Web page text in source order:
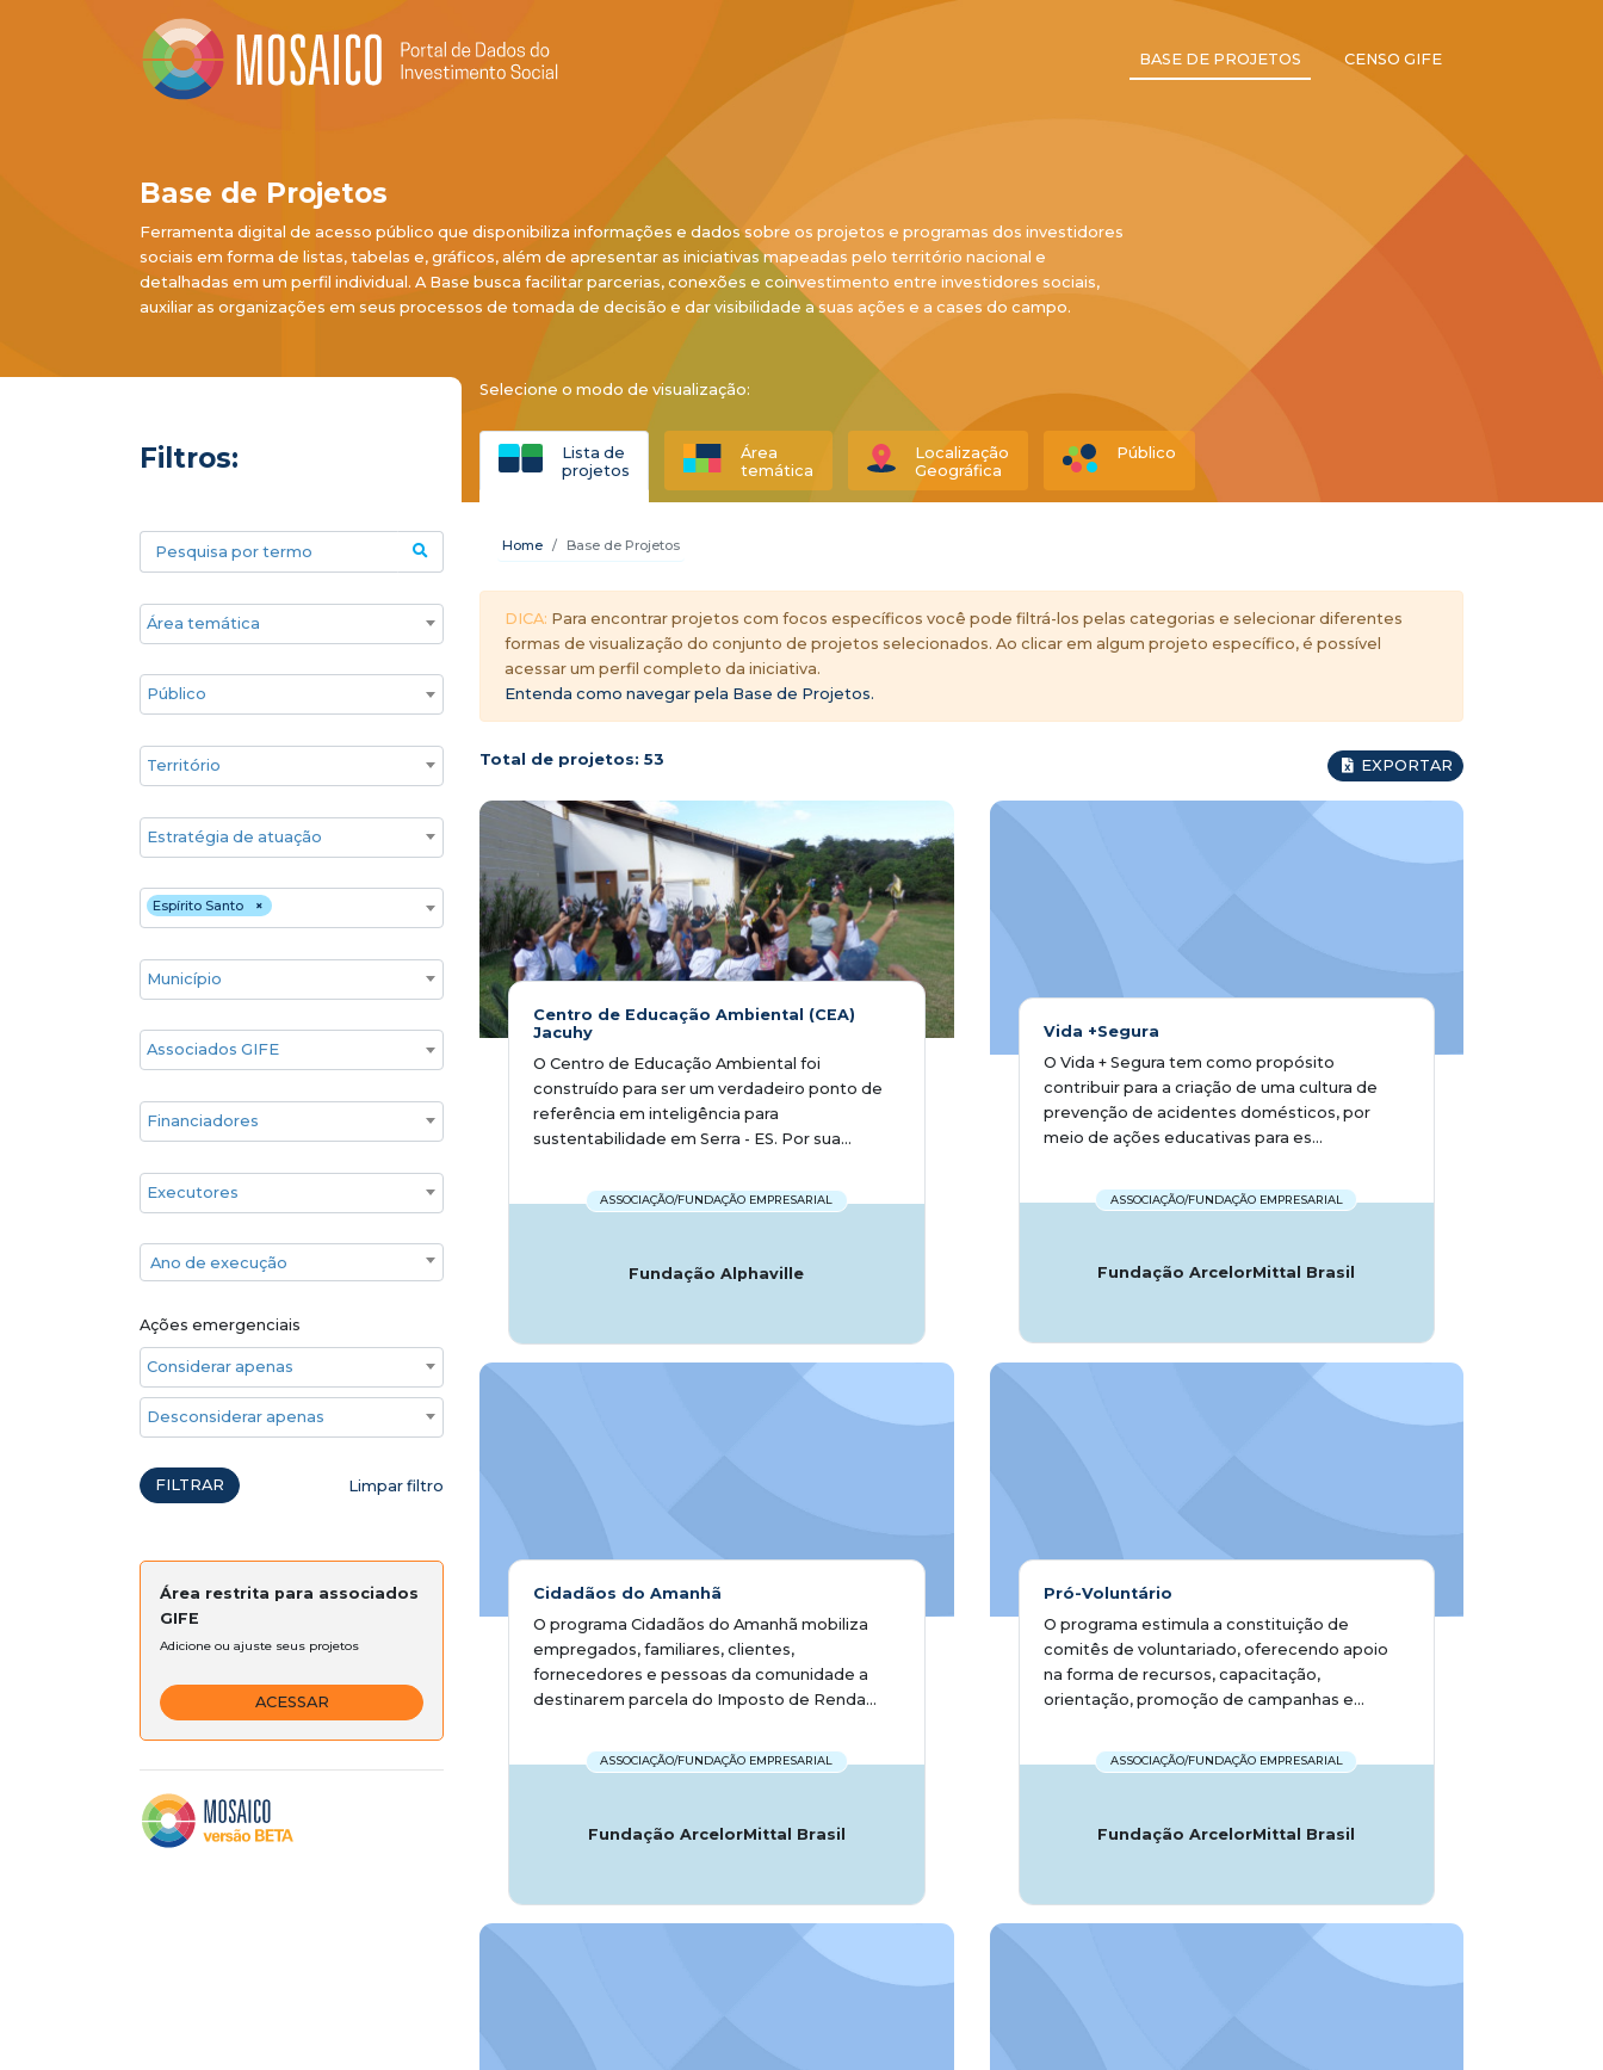
BASE DE PROJETOS CENSO GIFE
Base de Projetos
Ferramenta digital de acesso público que disponibiliza informações e dados sobre os projetos e programas dos investidores
sociais em forma de listas, tabelas e, gráficos, além de apresentar as iniciativas mapeadas pelo território nacional e
detalhadas em um perfil individual. A Base busca facilitar parcerias, conexões e coinvestimento entre investidores sociais,
auxiliar as organizações em seus processos de tomada de decisão e dar visibilidade a suas ações e a cases do campo.
Filtros:
Selecione o modo de visualização:
Lista de
projetos
Área
temática
Localização
Geográfica
Público
Pesquisa por termo
Áreas temáticas
Público
Territórios
Estratégia de atuação
Estado ×
Espírito Santo
Cidade
Associados GIFE
Financiadores
Executores
Ano de execução
Ano de execução
Ações emergenciais
Considerar apenas ações emergenciais
Desconsiderar apenas ações emergenciais
FILTRAR Limpar filtro
Área restrita para associados
GIFE
Adicione ou ajuste seus projetos
ACESSAR
Home Base de Projetos
DICA: Para encontrar projetos com focos específicos você pode filtrá-los pelas categorias e selecionar diferentes
formas de visualização do conjunto de projetos selecionados. Ao clicar em algum projeto específico, é possível
acessar um perfil completo da iniciativa.
Entenda como navegar pela Base de Projetos.
Total de projetos: 53 EXPORTAR
Centro de Educação Ambiental (CEA)
Jacuhy
O Centro de Educação Ambiental foi
construído para ser um verdadeiro ponto de
referência em inteligência para
sustentabilidade em Serra - ES. Por sua...
ASSOCIAÇÃO/FUNDAÇÃO EMPRESARIAL
Fundação Alphaville
Vida +Segura
O Vida + Segura tem como propósito
contribuir para a criação de uma cultura de
prevenção de acidentes domésticos, por
meio de ações educativas para es...
ASSOCIAÇÃO/FUNDAÇÃO EMPRESARIAL
Fundação ArcelorMittal Brasil
Cidadãos do Amanhã
O programa Cidadãos do Amanhã mobiliza
empregados, familiares, clientes,
fornecedores e pessoas da comunidade a
destinarem parcela do Imposto de Renda...
ASSOCIAÇÃO/FUNDAÇÃO EMPRESARIAL
Fundação ArcelorMittal Brasil
Pró-Voluntário
O programa estimula a constituição de
comitês de voluntariado, oferecendo apoio
na forma de recursos, capacitação,
orientação, promoção de campanhas e...
ASSOCIAÇÃO/FUNDAÇÃO EMPRESARIAL
Fundação ArcelorMittal Brasil